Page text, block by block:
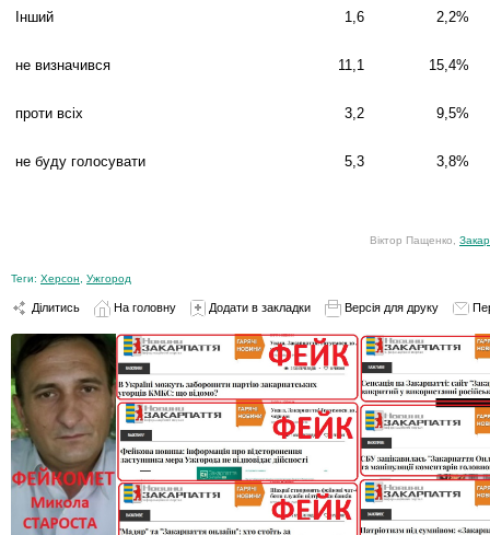
Інший 1,6 2,2%
не визначився 11,1 15,4%
проти всіх 3,2 9,5%
не буду голосувати 5,3 3,8%
Віктор Пащенко,
Теги: Херсон Ужгород
Ділитись На головну Додати в закладки Версія для друку